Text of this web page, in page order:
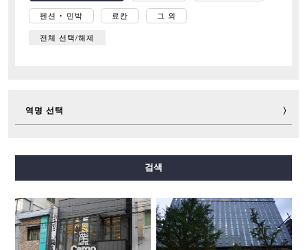
펜션 ･ 민박 료칸 그 외
전체 선택/해제
역명 선택
사카이스지선
이마자토스지선 뉴트램
검색